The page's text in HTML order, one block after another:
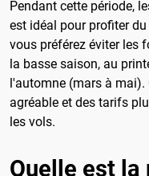
Pendant cette période,
est idéal pour profiter
vous préférez éviter les
la basse saison, au
l'automne (mars à
agréable et des tarifs
les vols.
Quelle est